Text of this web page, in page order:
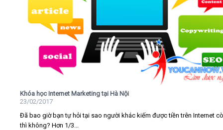
Khóa học Internet Marketing tại Hà Nội
23/02/2017
Đã bao giờ bạn tự hỏi tại sao người khác kiếm được tiền trên Internet
thì không? Hơn 1/3...